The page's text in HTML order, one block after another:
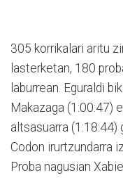
305 korrikalari aritu
lasterketan, 180
laburrean. Eguraldi
Makazaga (1:00:47)
altsasuarra
Codon irurtzundarra
Proba nagusian